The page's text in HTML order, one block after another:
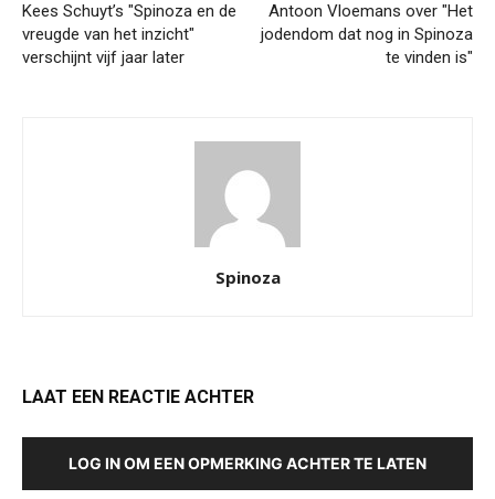
Kees Schuyt’s "Spinoza en de
vreugde van het inzicht"
verschijnt vijf jaar later
Antoon Vloemans over "Het
jodendom dat nog in Spinoza
te vinden is"
Spinoza
LAAT EEN REACTIE ACHTER
LOG IN OM EEN OPMERKING ACHTER TE LATEN